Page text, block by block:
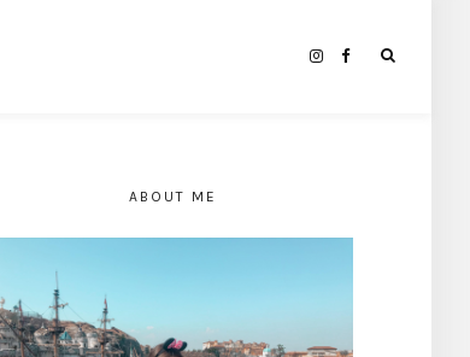
ABOUT ME